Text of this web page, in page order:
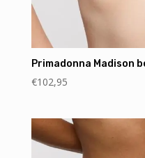
Primadonna Madison
€102,95